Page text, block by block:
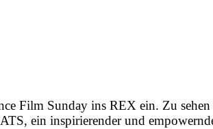
Film Sunday ins REX ein. Zu
ein inspirierender und